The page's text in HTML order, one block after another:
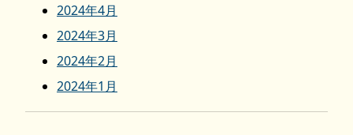
2024年4月
2024年3月
2024年2月
2024年1月